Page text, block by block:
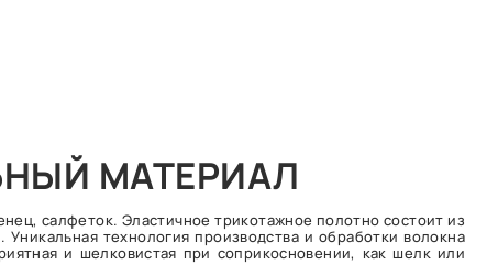
МАТЕРИАЛ
салфеток. Эластичное трикотажное полотно состоит из
технология производства и обработки волокна
и шелковистая при соприкосновении, как шелк или